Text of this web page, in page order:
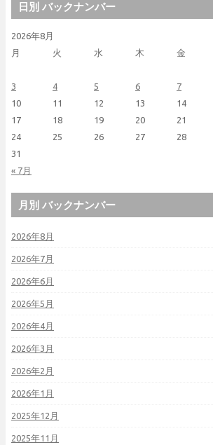
日別 バックナンバー
2026年8月
月
火 水 木 金
« 7月
3
4 5 6 7
10
11 12 13 14
17
18 19 20 21
24
25 26 27 28
31
月別 バックナンバー
2026年8月
2026年7月
2026年6月
2026年5月
2026年4月
2026年3月
2026年2月
2026年1月
2025年12月
2025年11月